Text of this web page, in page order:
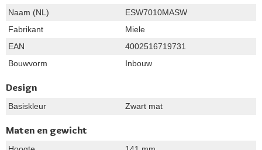
Naam (NL)
ESW7010MASW
Fabrikant
Miele
EAN
4002516719731
Bouwvorm
Inbouw
Design
Basiskleur Zwart mat
Maten en gewicht